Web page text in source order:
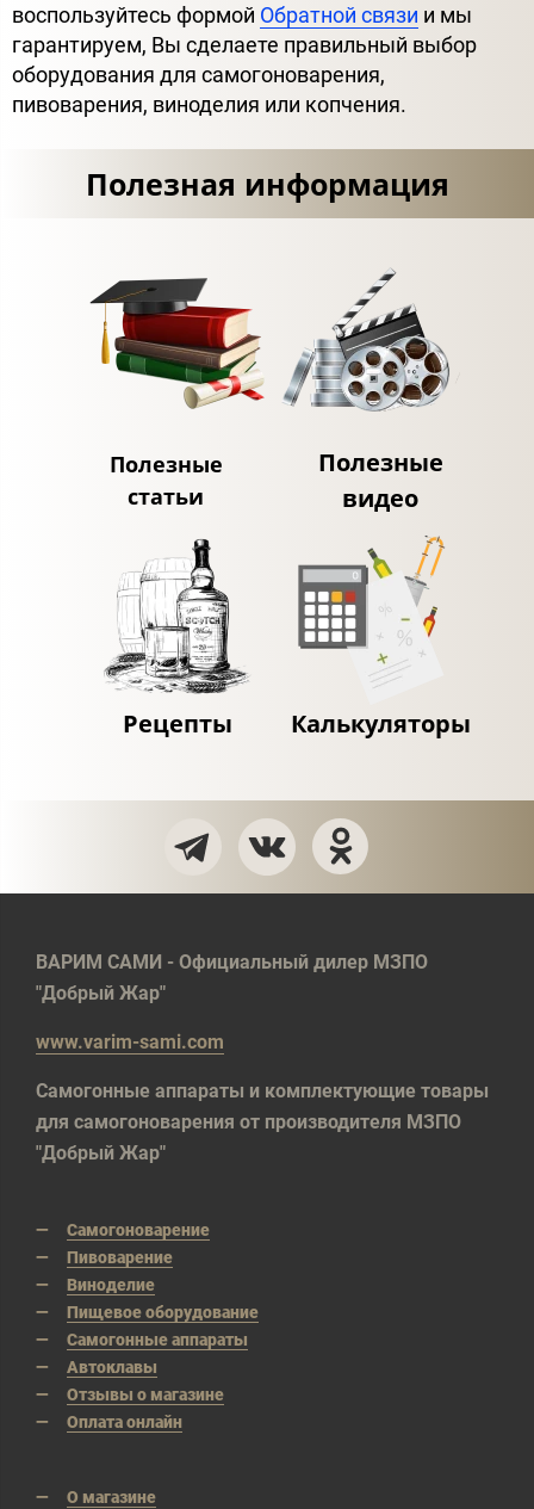
воспользуйтесь формой Обратной связи и мы
гарантируем, Вы сделаете правильный выбор
оборудования для самогоноварения,
пивоварения, виноделия или копчения.
Полезная информация
Полезные
статьи
Полезные
видео
Рецепты Калькуляторы
ВАРИМ САМИ - Официальный дилер МЗПО
"Добрый Жар"
www.varim-sami.com
Самогонные аппараты и комплектующие товары
для самогоноварения от производителя МЗПО
"Добрый Жар"
Самогоноварение
Пивоварение
Виноделие
Пищевое оборудование
Самогонные аппараты
Автоклавы
Отзывы о магазине
Оплата онлайн
О магазине